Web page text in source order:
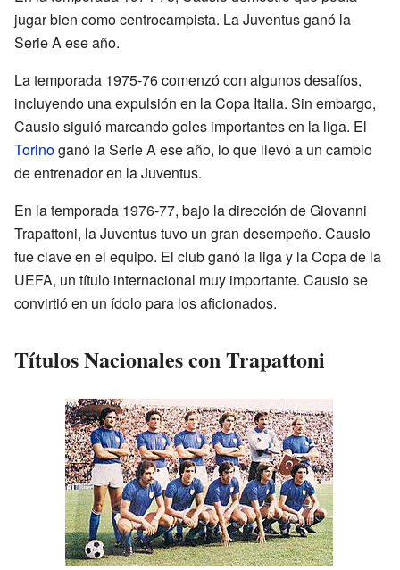
jugar bien como centrocampista. La Juventus ganó la
Serie A ese año.
La temporada 1975-76 comenzó con algunos desafíos,
incluyendo una expulsión en la Copa Italia. Sin embargo,
Causio siguió marcando goles importantes en la liga. El
Torinoganó la Serie A ese año, lo que llevó a un cambio
de entrenador en la Juventus.
En la temporada 1976-77, bajo la dirección de Giovanni
Trapattoni, la Juventus tuvo un gran desempeño. Causio
fue clave en el equipo. El club ganó la liga y la Copa de la
UEFA, un título internacional muy importante. Causio se
convirtió en un ídolo para los aficionados.
Títulos Nacionales con Trapattoni